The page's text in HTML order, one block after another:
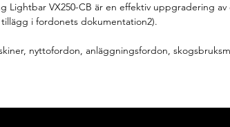
Lightbar VX250-CB är en effektiv uppgradering
i fordonets dokumentation2).
nyttofordon, anläggningsfordon,